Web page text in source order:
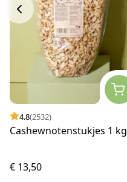
4.8(2532)
Cashewnotenstukjes 1 kg
€ 13,50